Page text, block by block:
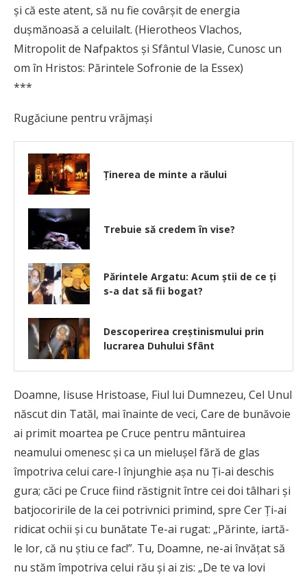
şi că este atent, să nu fie covârşit de energia
duşmănoasă a celuilalt. (Hierotheos Vlachos,
Mitropolit de Nafpaktos și Sfântul Vlasie, Cunosc un
om în Hristos: Părintele Sofronie de la Essex)
***
Rugăciune pentru vrăjmași
Ținerea de minte a răului
Trebuie să credem în vise?
Părintele Argatu: Acum ştii de ce ţi
s-a dat să fii bogat?
Descoperirea creștinismului prin
lucrarea Duhului Sfânt
Doamne, Iisuse Hristoase, Fiul lui Dumnezeu, Cel Unul
născut din Tatăl, mai înainte de veci, Care de bunăvoie
ai primit moartea pe Cruce pentru mân­tuirea
neamului omenesc și ca un mielușel fără de glas
împotriva celui care-l înjunghie așa nu Ți-ai des­chis
gura; căci pe Cruce fiind răs­tig­nit între cei doi tâlhari și
batjocoririle de la cei potrivnici primind, spre Cer Ți-ai
ridicat ochii și cu bunătate Te-ai rugat: „Pă­rinte, iartă-
le lor, că nu știu ce fac!”. Tu, Doamne, ne-ai învățat să
nu stăm împotriva celui rău și ai zis: „De te va lovi